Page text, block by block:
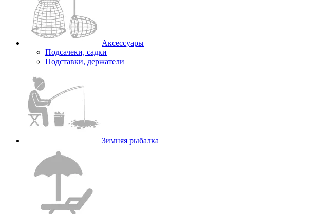
Аксессуары
Подсачеки, садки
Подставки, держатели
Зимняя рыбалка